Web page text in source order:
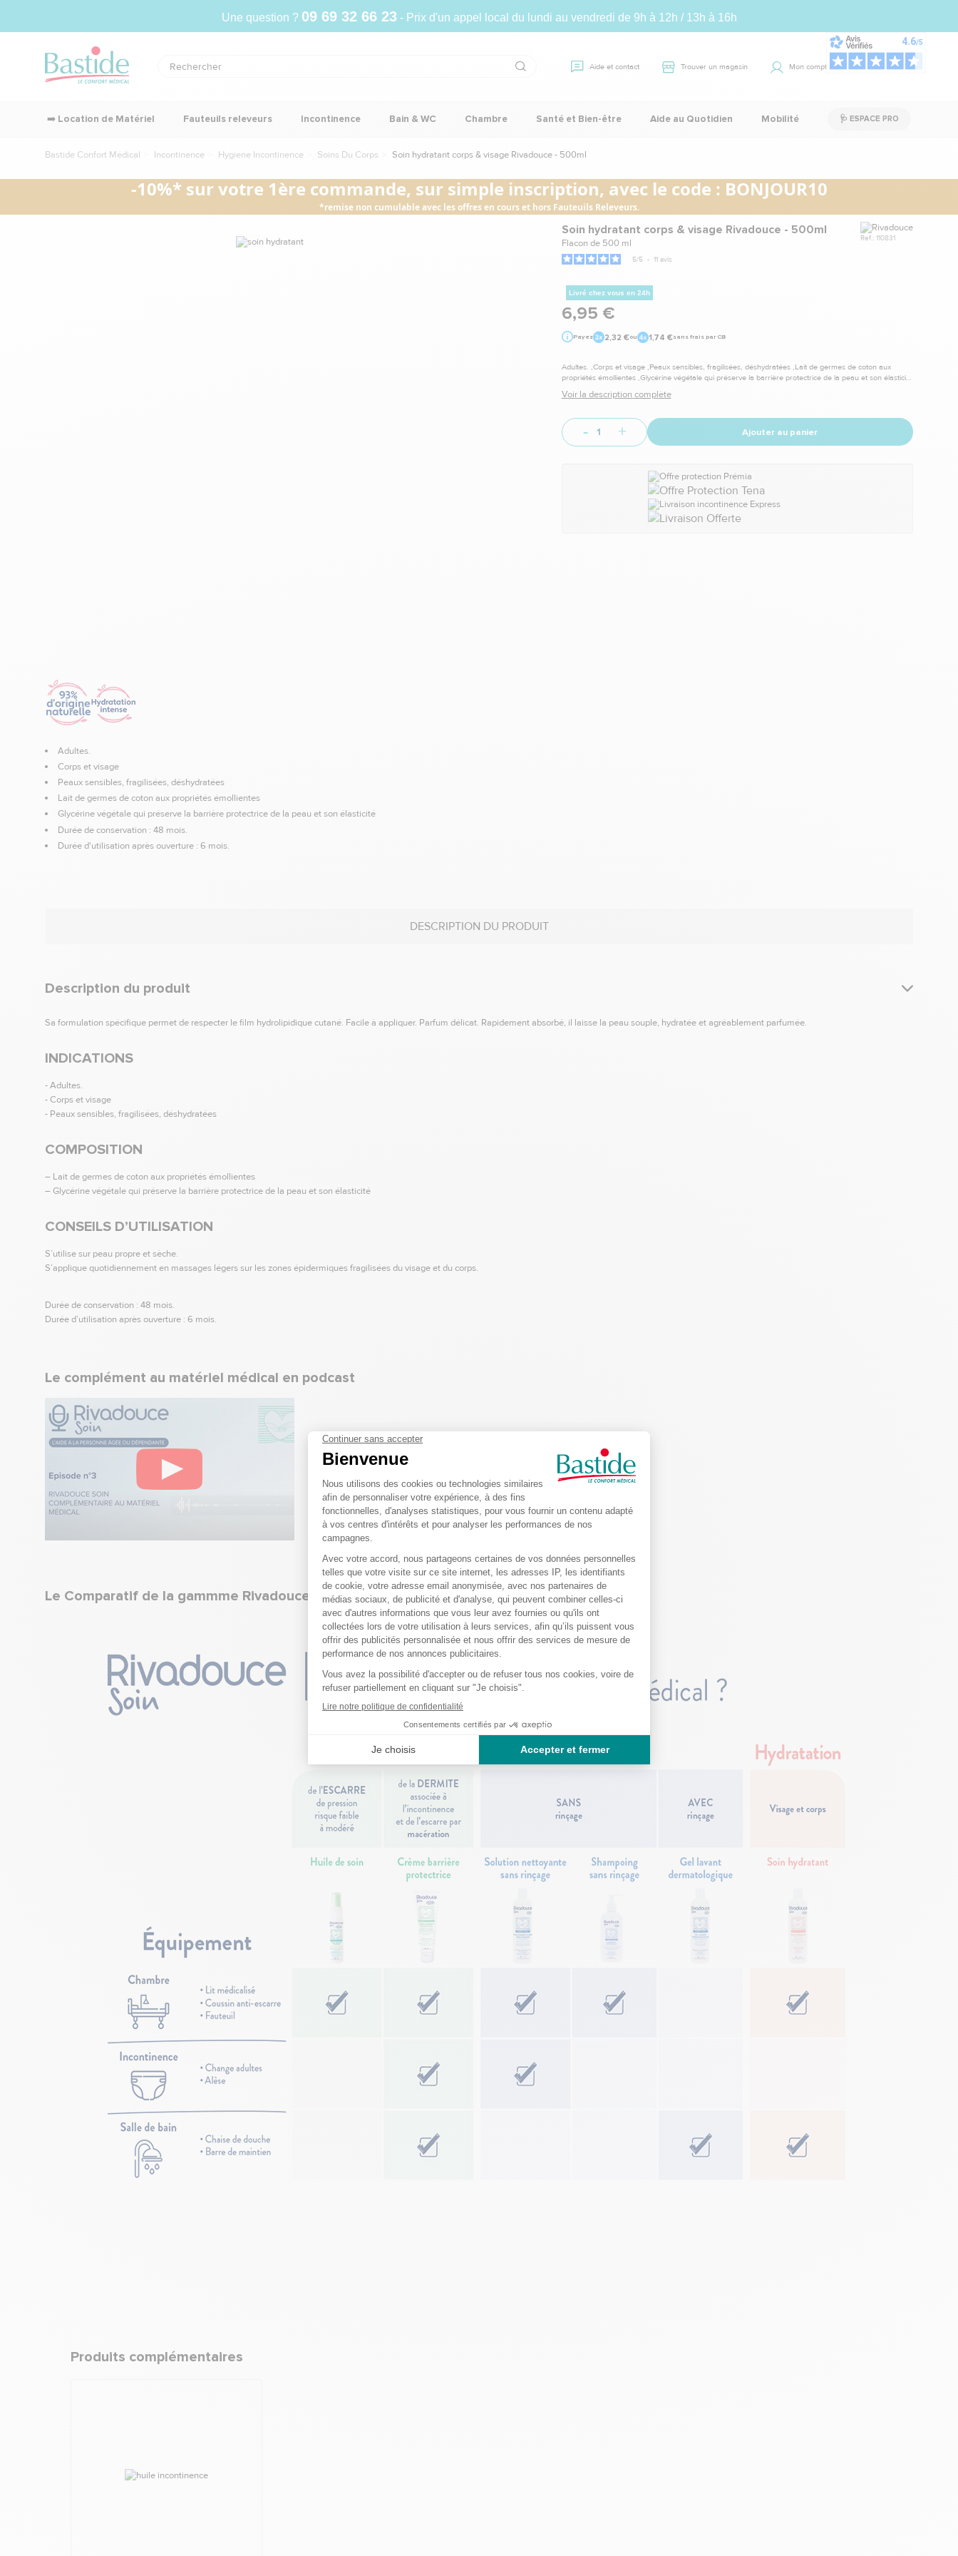
Une question ? 09 69 32 66 23- Prix d'un appel local du lundi au vendredi de 9h à 12h / 13h à 16h
Aide et contact Trouver un magasin Mon compte Panier
➡️ Location de Matériel Fauteuils releveurs Incontinence Bain & WC Chambre Santé et Bien-être Aide au Quotidien Mobilité 🩺 ESPACE PRO
Bastide Confort Médical Incontinence Hygiene Incontinence Soins Du Corps Soin hydratant corps & visage Rivadouce - 500ml
-10%* sur votre 1ère commande, sur simple inscription, avec le code : BONJOUR10
*remise non cumulable avec les offres en cours et hors Fauteuils Releveurs.
Adultes.
Corps et visage
Peaux sensibles, fragilisées, déshydratées
Lait de germes de coton aux propriétés émollientes
Glycérine végétale qui préserve la barrière protectrice de la peau et son élasticité
Durée de conservation : 48 mois.
Durée d'utilisation après ouverture : 6 mois.
Soin hydratant corps & visage Rivadouce - 500ml
Flacon de 500 ml
Marque
Ref.: 110831
5/5 - 11 avis
Livré chez vous en 24h
6,95 €
Payez 2,32 €ou 1,74 €sans frais par CB
Adultes. ,Corps et visage ,Peaux sensibles, fragilisées, déshydratées ,Lait de germes de coton aux
propriétés émollientes ,Glycérine végétale qui préserve la barrière protectrice de la peau et son élasticité
Voir la description complète
- + Ajouter au panier
DESCRIPTION DU PRODUIT
Description du produit
Sa formulation spécifique permet de respecter le film hydrolipidique cutané. Facile à appliquer. Parfum délicat. Rapidement absorbé, il laisse la peau souple, hydratée et agréablement parfumée.
INDICATIONS
- Adultes.
- Corps et visage
- Peaux sensibles, fragilisées, déshydratées
COMPOSITION
– Lait de germes de coton aux propriétés émollientes
– Glycérine végétale qui préserve la barrière protectrice de la peau et son élasticité
CONSEILS D’UTILISATION
S’utilise sur peau propre et sèche.
S’applique quotidiennement en massages légers sur les zones épidermiques fragilisées du visage et du corps.
Durée de conservation : 48 mois.
Durée d’utilisation après ouverture : 6 mois.
Le complément au matériel médical en podcast
Le Comparatif de la gammme Rivadouce
Produits complémentaires